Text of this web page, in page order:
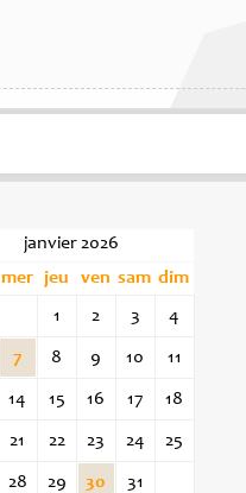
janvier 2026
mer jeu ven sam dim
1
2 3 4
7 8 9 10 11
14 15 16 17 18
21 22 23 24 25
28 29 30 31